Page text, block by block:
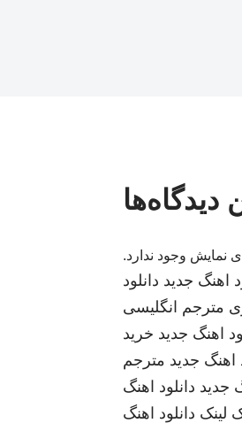
دیدگاه‌ها
نمایش وجود ندارد.
اهنگ جدید دانلود
مترجم انگلیسی
اهنگ جدید خرید
اهنگ جدید مترجم
جدید دانلود اهنگ
لینک دانلود اهنگ